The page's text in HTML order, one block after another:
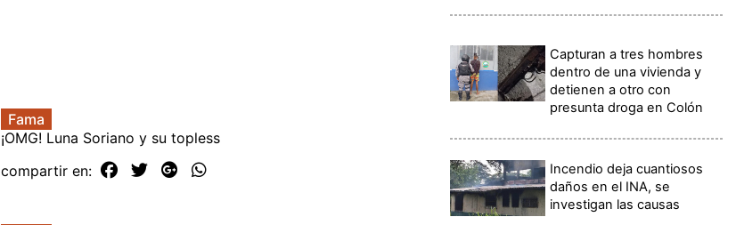
Fama
¡OMG! Luna Soriano y su topless
compartir en:
Capturan a tres hombres
dentro de una vivienda y
detienen a otro con
presunta droga en Colón
Incendio deja cuantiosos
daños en el INA, se
investigan las causas